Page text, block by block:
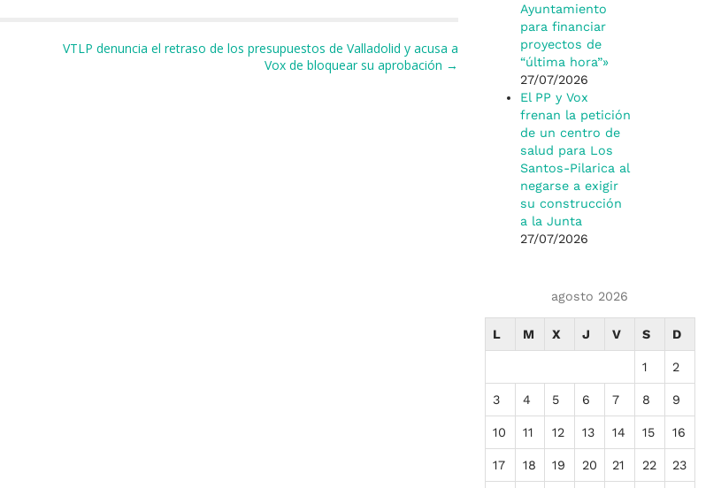
VTLP denuncia el retraso de los presupuestos de Valladolid y acusa a
Vox de bloquear su aprobación →
Ayuntamiento
para financiar
proyectos de
“última hora”»
27/07/2026
El PP y Vox
frenan la petición
de un centro de
salud para Los
Santos-Pilarica al
negarse a exigir
su construcción
a la Junta
27/07/2026
agosto 2026
L M X J V S D
1 2
3 4 5 6 7 8 9
10 11 12 13 14 15 16
17 18 19 20 21 22 23